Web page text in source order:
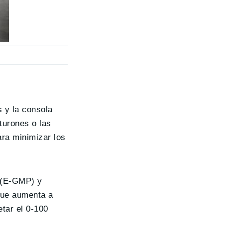
y la consola
o las
minimizar los
GMP) y
aumenta a
el 0-100